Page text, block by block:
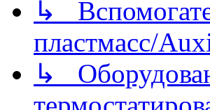
↳
пластмасс/
↳